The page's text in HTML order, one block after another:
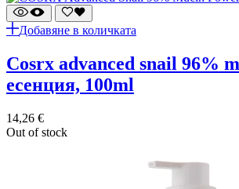
Добавяне в количката
cosrx advanced snail 96% mucin power
есенция, 100ml
14,26 €
Out of stock